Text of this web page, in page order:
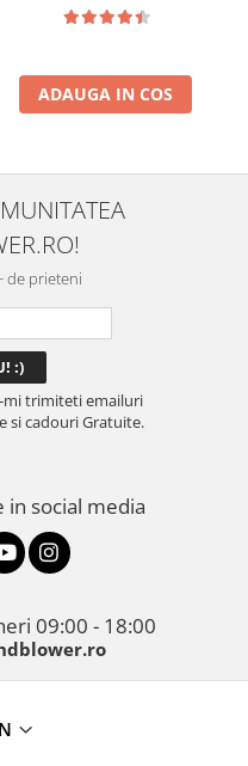
ADAUGA IN COS
de prieteni
mi trimiteti emailuri
si cadouri Gratuite.
social media
09:00 - 18:00